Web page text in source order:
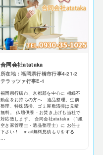
合同会社atataka
所在地：福岡県行橋市行事4-21-2
テラッツァ行事E-1
福岡県行橋市、京都郡を中心に 相続不
動産をお持ちの方へ 遺品整理、生前
整理、特殊清掃、ゴミ屋敷清掃は見積
無料。 仏壇供養・お焚き上げも当社で
対応致します。 合同会社atataka （1級
空き家管理士・遺品整理士）に お任せ
下さい！ mail無料見積もりをする
...